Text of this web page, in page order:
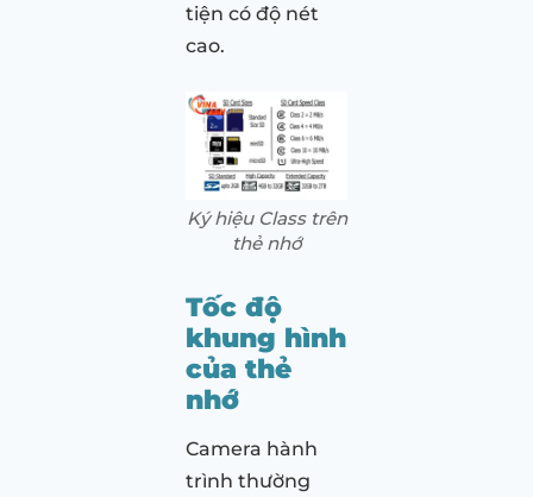
tiện có độ nét
cao.
Ký hiệu Class trên
thẻ nhớ
Tốc độ
khung hình
của thẻ
nhớ
Camera hành
trình thường